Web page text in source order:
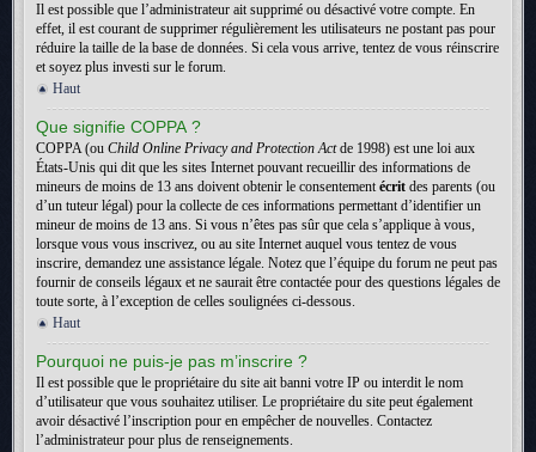
Il est possible que l’administrateur ait supprimé ou désactivé votre compte. En
effet, il est courant de supprimer régulièrement les utilisateurs ne postant pas pour
réduire la taille de la base de données. Si cela vous arrive, tentez de vous réinscrire
et soyez plus investi sur le forum.
Haut
Que signifie COPPA ?
COPPA (ou Child Online Privacy and Protection Actde 1998) est une loi aux
États-Unis qui dit que les sites Internet pouvant recueillir des informations de
mineurs de moins de 13 ans doivent obtenir le consentementécrit des parents (ou
d’un tuteur légal) pour la collecte de ces informations permettant d’identifier un
mineur de moins de 13 ans. Si vous n’êtes pas sûr que cela s’applique à vous,
lorsque vous vous inscrivez, ou au site Internet auquel vous tentez de vous
inscrire, demandez une assistance légale. Notez que l’équipe du forum ne peut pas
fournir de conseils légaux et ne saurait être contactée pour des questions légales de
toute sorte, à l’exception de celles soulignées ci-dessous.
Haut
Pourquoi ne puis-je pas m’inscrire ?
Il est possible que le propriétaire du site ait banni votre IP ou interdit le nom
d’utilisateur que vous souhaitez utiliser. Le propriétaire du site peut également
avoir désactivé l’inscription pour en empêcher de nouvelles. Contactez
l’administrateur pour plus de renseignements.